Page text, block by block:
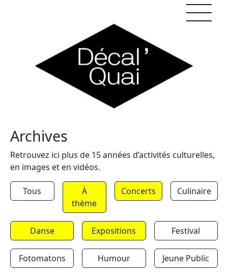
Archives
Retrouvez ici plus de 15 années d’activités culturelles,
en images et en vidéos.
Tous
À
thème
Concerts Culinaire
Danse Expositions Festival
Fotomatons Humour Jeune Public